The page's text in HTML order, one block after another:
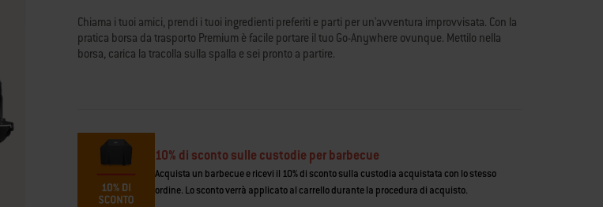
valore
di
valutazione
medio.
alla
pagina.
Chiama i tuoi amici, prendi i tuoi ingredienti preferiti e parti per un'avventura improvvisata. Con la
pratica borsa da trasporto Premium è facile portare il tuo Go-Anywhere ovunque. Mettilo nella
borsa, carica la tracolla sulla spalla e sei pronto a partire.
10% di sconto sulle custodie per barbecue
Acquista un barbecue e ricevi il 10% di sconto sulla custodia acquistata con lo stesso
ordine. Lo sconto verrà applicato al carrello durante la procedura di acquisto.